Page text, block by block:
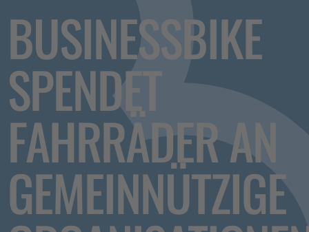
BUSINESSBIKE
SPENDET
FAHRRÄDER AN
GEMEINNÜTZIGE